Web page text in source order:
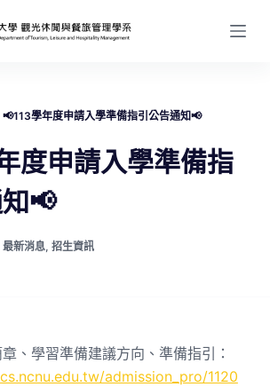
📢113學年度申請入學準備指引公告通知📢
度申請入學準備指
📢
最新消息, 招生資訊
、學習準備建議方向、準備指引：
admission_pro/1120